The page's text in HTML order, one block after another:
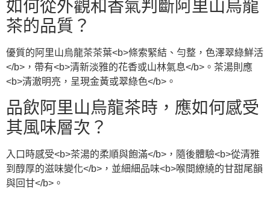
如何從外觀和香氣判斷阿里山烏龍
茶的品質？
優質的阿里山烏龍茶茶葉<b>條索緊結、勻整，色澤翠綠鮮活
</b>，帶有<b>清新淡雅的花香或山林氣息</b>。茶湯則應
<b>清澈明亮，呈現金黃或翠綠色</b>。
品飲阿里山烏龍茶時，應如何感受
其風味層次？
入口時感受<b>茶湯的柔順與飽滿</b>，隨後體驗<b>從清雅
到醇厚的滋味變化</b>，並細細品味<b>喉間繚繞的甘甜尾韻
與回甘</b>。